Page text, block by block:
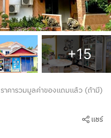
+15
ราคารวมมูลค่าของแถมแล้ว (ถ้ามี)
แชร์